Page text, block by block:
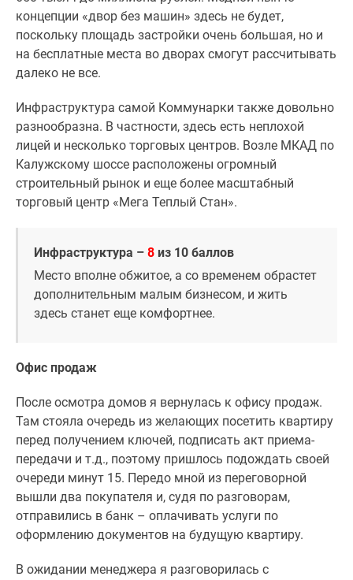
концепции «двор без машин» здесь не будет,
поскольку площадь застройки очень большая, но и
на бесплатные места во дворах смогут рассчитывать
далеко не все.
Инфраструктура самой Коммунарки также довольно
разнообразна. В частности, здесь есть неплохой
лицей и несколько торговых центров. Возле МКАД по
Калужскому шоссе расположены огромный
строительный рынок и еще более масштабный
торговый центр «Мега Теплый Стан».
Инфраструктура – 8 из 10 баллов
Место вполне обжитое, а со временем обрастет
дополнительным малым бизнесом, и жить
здесь станет еще комфортнее.
Офис продаж
После осмотра домов я вернулась к офису продаж.
Там стояла очередь из желающих посетить квартиру
перед получением ключей, подписать акт приема-
передачи и т.д., поэтому пришлось подождать своей
очереди минут 15. Передо мной из переговорной
вышли два покупателя и, судя по разговорам,
отправились в банк – оплачивать услуги по
оформлению документов на будущую квартиру.
В ожидании менеджера я разговорилась с